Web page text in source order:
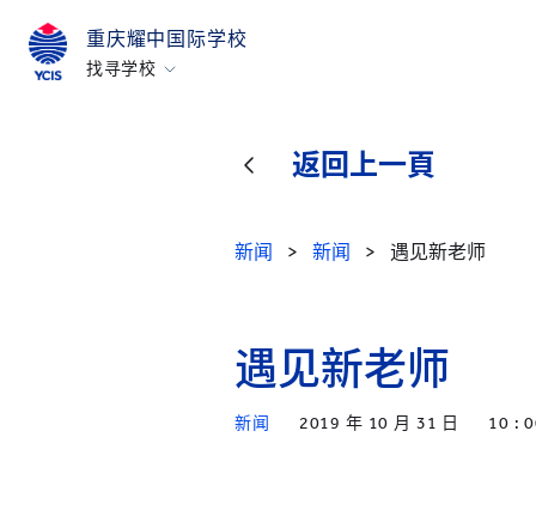
重庆耀中国际学校
找寻学校
返回上一頁
新闻 > 新闻 > 遇见新老师
遇见新老师
新闻 2019 年 10 月 31 日 10 :